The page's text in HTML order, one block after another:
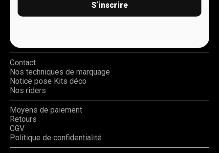
S’inscrire
Contact
Nos techniques de marquage
Notice pose Kits déco
Nos riders
Moyens de paiement
Retours
CGV
Politique de confidentialité